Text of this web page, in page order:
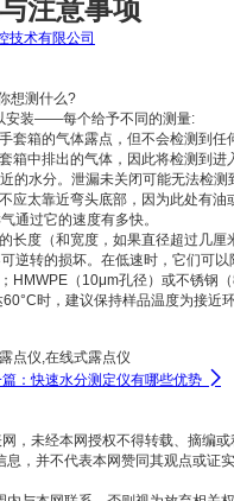
注意事项
技术有限公司
想测什么?
安装——每个给予不同的测量:
箱的气体露点，但不会检测到任
中排出的气体，因此将检测到进
水分。泄漏未关闭可能无法检测
太靠近弯头底部，因为此处有油
过它的速度有多快。
（和宽度，如果直径超过几厘
转的损坏。在低速时，它们可以
（10μm孔径）或不锈钢
时，建议保持样品温度为接近
点仪,在线式露点仪
：快速水分测定仪有哪些优势 
，未经本网授权不得转载、摘编
，并不代表本网赞同其观点或